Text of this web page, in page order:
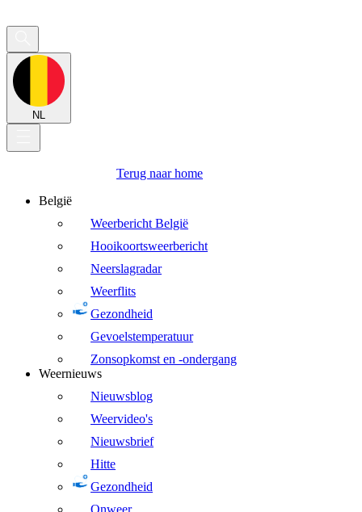
NL
Terug naar home
België
Weerbericht België
Hooikoortsweerbericht
Neerslagradar
Weerflits
Gezondheid
Gevoelstemperatuur
Zonsopkomst en -ondergang
Weernieuws
Nieuwsblog
Weervideo's
Nieuwsbrief
Hitte
Gezondheid
Onweer